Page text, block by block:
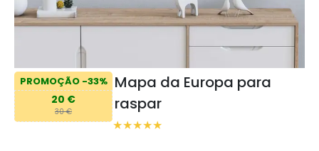
PROMOÇÃO -33%
20 €
30 €
Mapa da Europa para
raspar